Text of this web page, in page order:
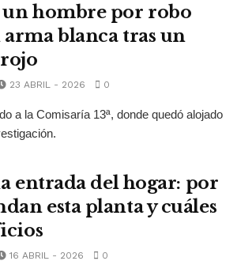
hombre por robo
arma blanca tras un
23 ABRIL - 2026 0
a la Comisaría 13ª, donde quedó alojado
entrada del hogar: por
esta planta y cuáles
16 ABRIL - 2026 0